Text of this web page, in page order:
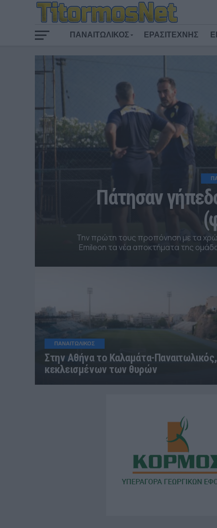
ΠΑΝΑΙΤΩΛΙΚΟΣ ΕΡΑΣΙΤΕΧΝΗΣ
Πάτησαν
Την πρώτη τους προπόνηση με τα
Emileon τα νέα αποκτήματα της
ΠΑΝΑΙΤΩΛΙΚΟΣ
Στην Αθήνα το Καλαμάτα-Παναιτωλικός,
κεκλεισμένων των θυρών